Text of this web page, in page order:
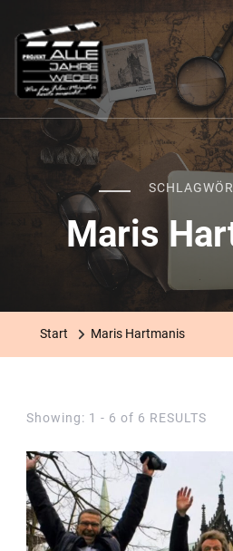
Das "Alle
Projekt
Ein filmischer Stadtrundgang
Maris
Start Maris Hartmanis
Showing: 1 - 6 of 6 RESULTS